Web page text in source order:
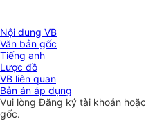
Nội dung VB
Văn bản gốc
Tiếng anh
Lược đồ
VB liên quan
Bản án áp dụng
Vui lòngĐăng ký tài khoản hoặc
gốc.